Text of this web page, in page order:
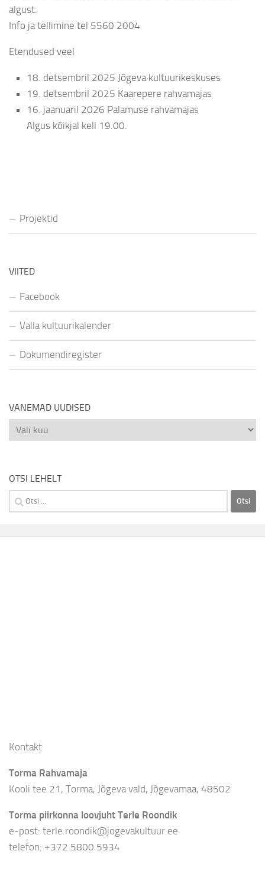
algust.
Info ja tellimine tel 5560 2004
Etendused veel
18. detsembril 2025 Jõgeva kultuurikeskuses
19. detsembril 2025 Kaarepere rahvamajas
16. jaanuaril 2026 Palamuse rahvamajas
Algus kõikjal kell 19.00.
Projektid
VIITED
Facebook
Valla kultuurikalender
Dokumendiregister
VANEMAD UUDISED
Vanemad
uudised
OTSI LEHELT
Otsi:
Kontakt
Torma Rahvamaja
Kooli tee 21, Torma, Jõgeva vald, Jõgevamaa, 48502
Torma piirkonna loovjuht Terle Roondik
e-post: terle.roondik@jogevakultuur.ee
telefon: +372 5800 5934